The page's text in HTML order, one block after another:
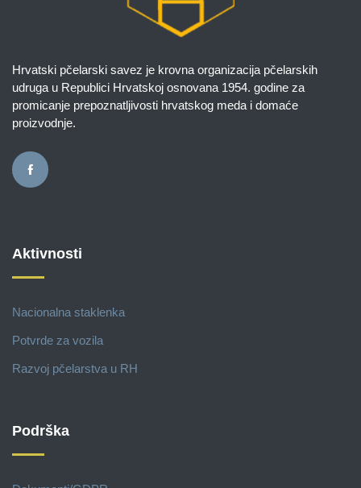
Hrvatski pčelarski savez je krovna organizacija pčelarskih
udruga u Republici Hrvatskoj osnovana 1954. godine za
promicanje prepoznatljivosti hrvatskog meda i domaće
proizvodnje.
Aktivnosti
Nacionalna staklenka
Potvrde za vozila
Razvoj pčelarstva u RH
Podrška